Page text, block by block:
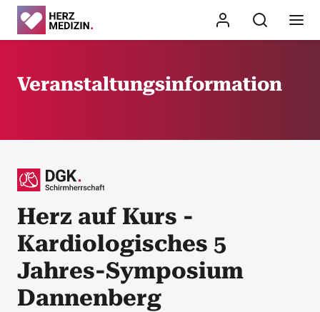
Veranstaltungsinformation
Herz auf Kurs -
Kardiologisches 5
Jahres-Symposium
Dannenberg